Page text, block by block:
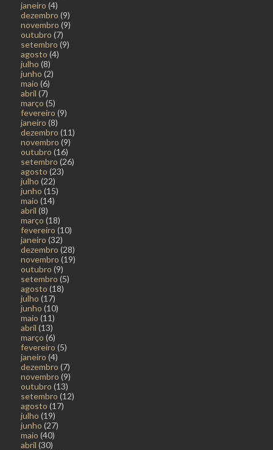
janeiro (4)
dezembro (9)
novembro (9)
outubro (7)
setembro (9)
agosto (4)
julho (8)
junho (2)
maio (6)
abril (7)
março (5)
fevereiro (9)
janeiro (8)
dezembro (11)
novembro (9)
outubro (16)
setembro (26)
agosto (23)
julho (22)
junho (15)
maio (14)
abril (8)
março (18)
fevereiro (10)
janeiro (32)
dezembro (28)
novembro (19)
outubro (9)
setembro (5)
agosto (18)
julho (17)
junho (10)
maio (11)
abril (13)
março (6)
fevereiro (5)
janeiro (4)
dezembro (7)
novembro (9)
outubro (13)
setembro (12)
agosto (17)
julho (19)
junho (27)
maio (40)
abril (30)